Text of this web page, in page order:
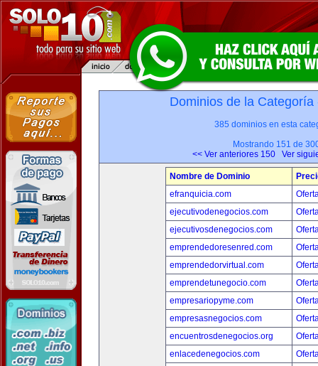
Dominios de la
385 dominios en esta
Mostrando 151 de
<< Ver anteriores 150
Ver
Nombre de Dominio
efranquicia.com
ejecutivodenegocios.com
ejecutivosdenegocios.com
emprendedoresenred.com
emprendedorvirtual.com
emprendetunegocio.com
empresariopyme.com
empresasnegocios.com
encuentrosdenegocios.org
enlacedenegocios.com